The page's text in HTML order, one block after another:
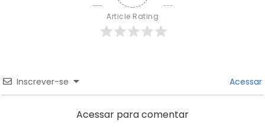
Article Rating
Inscrever-se Acessar
Acessar para comentar